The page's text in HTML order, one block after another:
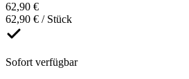
62,90 €
62,90 € / Stück
Sofort verfügbar